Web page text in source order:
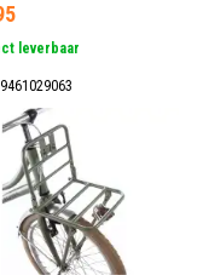
leverbaar